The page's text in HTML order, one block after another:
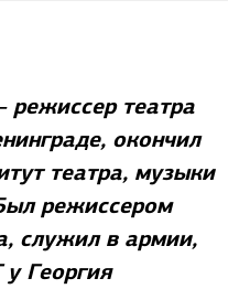
театра
окончил
театра, музыки
режиссером
служил в армии,
Георгия